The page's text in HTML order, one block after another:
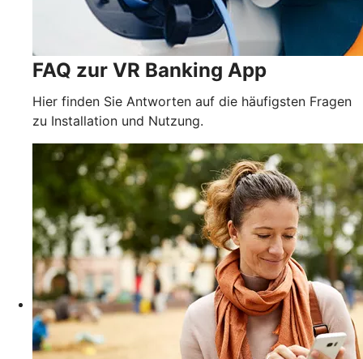
FAQ zur VR Banking App
Hier finden Sie Antworten auf die häufigsten Fragen
zu Installation und Nutzung.